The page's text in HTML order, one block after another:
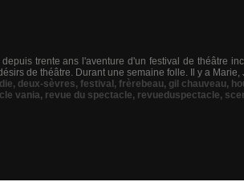
trente ans l'aventure d'un festival de théâtre
de théâtre. Durant une semaine folle. Il y a Marie,
, deux-sèvres, festival , frèrebeau, gil chauveau,
vania, revue du spectacle, revueduspectacle,